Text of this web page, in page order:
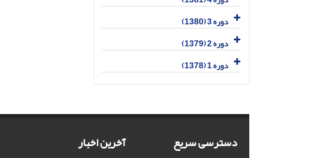
دوره 3 (1380)
دوره 2 (1379)
دوره 1 (1378)
دسترسی سریع آخرین اخبار